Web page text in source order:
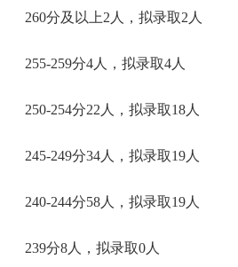
260分及以上2人，拟录取2人
255-259分4人，拟录取4人
250-254分22人，拟录取18人
245-249分34人，拟录取19人
240-244分58人，拟录取19人
239分8人，拟录取0人